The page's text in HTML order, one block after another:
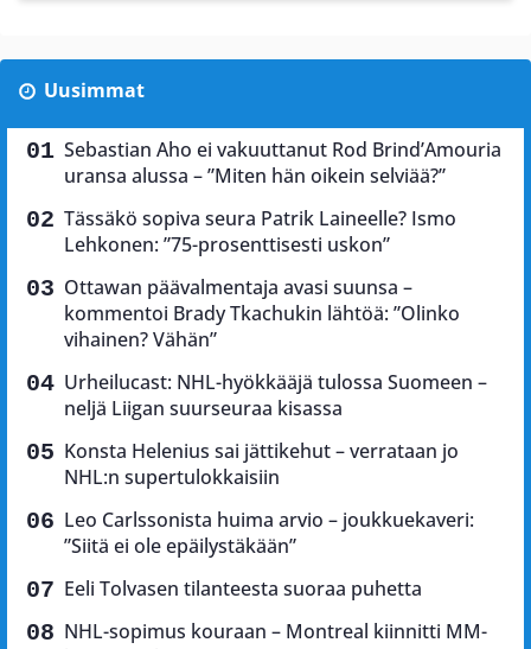
Uusimmat
Sebastian Aho ei vakuuttanut Rod Brind’Amouria
uransa alussa – ”Miten hän oikein selviää?”
Tässäkö sopiva seura Patrik Laineelle? Ismo
Lehkonen: ”75-prosenttisesti uskon”
Ottawan päävalmentaja avasi suunsa –
kommentoi Brady Tkachukin lähtöä: ”Olinko
vihainen? Vähän”
Urheilucast: NHL-hyökkääjä tulossa Suomeen –
neljä Liigan suurseuraa kisassa
Konsta Helenius sai jättikehut – verrataan jo
NHL:n supertulokkaisiin
Leo Carlssonista huima arvio – joukkuekaveri:
”Siitä ei ole epäilystäkään”
Eeli Tolvasen tilanteesta suoraa puhetta
NHL-sopimus kouraan – Montreal kiinnitti MM-